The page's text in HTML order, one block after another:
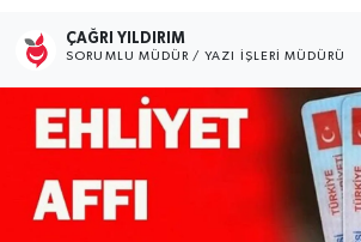
ÇAĞRI YILDIRIM
SORUMLU MÜDÜR / YAZI İŞLERI MÜDÜRÜ
Kültür Sanat
Magazin